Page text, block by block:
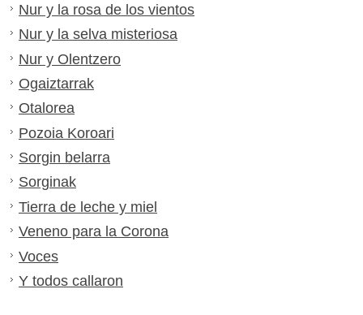
Nur y la rosa de los vientos
Nur y la selva misteriosa
Nur y Olentzero
Ogaiztarrak
Otalorea
Pozoia Koroari
Sorgin belarra
Sorginak
Tierra de leche y miel
Veneno para la Corona
Voces
Y todos callaron